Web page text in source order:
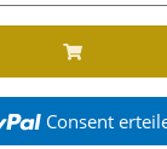
Consent